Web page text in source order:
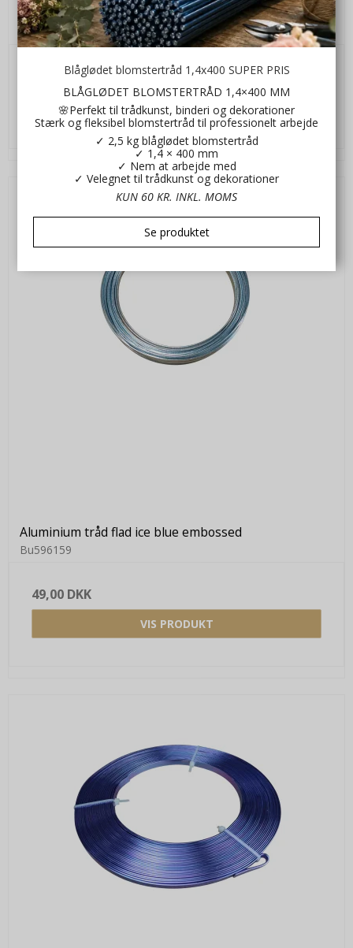
Aluminium tråd flad hvid
Wi1928-28
45,00 DKK
VIS PRODUKT
Aluminium tråd flad ice blue embossed
Bu596159
49,00 DKK
VIS PRODUKT
Blåglødet blomstertråd 1,4x400 SUPER PRIS
BLÅGLØDET BLOMSTERTRÅD 1,4×400 MM
🌸Perfekt til trådkunst, binderi og dekorationer
Stærk og fleksibel blomstertråd til professionelt arbejde
✓ 2,5 kg blåglødet blomstertråd
✓ 1,4 × 400 mm
✓ Nem at arbejde med
✓ Velegnet til trådkunst og dekorationer
KUN 60 KR. INKL. MOMS
Se produktet